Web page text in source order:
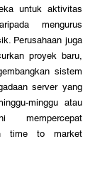
untuk aktivitas
mengurus
Perusahaan juga
proyek baru,
sistem
server yang
minggu atau
mempercepat
time to market